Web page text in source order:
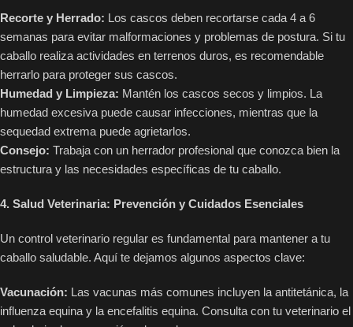
Recorte y Herrado: Los cascos deben recortarse cada 4 a 6
semanas para evitar malformaciones y problemas de postura. Si tu
caballo realiza actividades en terrenos duros, es recomendable
herrarlo para proteger sus cascos.
Humedad y Limpieza: Mantén los cascos secos y limpios. La
humedad excesiva puede causar infecciones, mientras que la
sequedad extrema puede agrietarlos.
Consejo: Trabaja con un herrador profesional que conozca bien la
estructura y las necesidades específicas de tu caballo.
4. Salud Veterinaria: Prevención y Cuidados Esenciales
Un control veterinario regular es fundamental para mantener a tu
caballo saludable. Aquí te dejamos algunos aspectos clave:
Vacunación: Las vacunas más comunes incluyen la antitetánica, la
influenza equina y la encefalitis equina. Consulta con tu veterinario el